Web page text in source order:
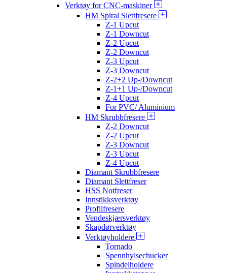
Verktøy for CNC-maskiner
HM Spiral Slettfresere
Z-1 Upcut
Z-1 Downcut
Z-2 Upcut
Z-2 Downcut
Z-3 Upcut
Z-3 Downcut
Z-2+2 Up-/Downcut
Z-1+1 Up-/Downcut
Z-4 Upcut
For PVC/ Aluminium
HM Skrubbfresere
Z-2 Downcut
Z-2 Upcut
Z-3 Downcut
Z-3 Upcut
Z-4 Upcut
Diamant Skrubbfresere
Diamant Slettfreser
HSS Notfreser
Innstikksverktøy
Profilfresere
Vendeskjærsverktøy
Skapdørverktøy
Verktøyholdere
Tornado
Spennhylsechucker
Spindelholdere